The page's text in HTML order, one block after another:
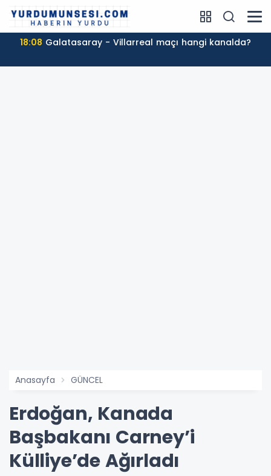
18:08 Galatasaray - Villarreal maçı hangi kanalda?
Anasayfa GÜNCEL
Erdoğan, Kanada
Başbakanı Carney’i
Külliye’de Ağırladı